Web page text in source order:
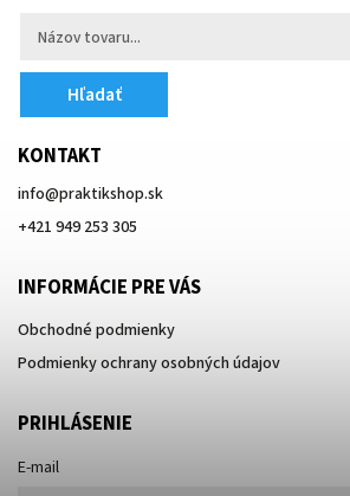
Hľadať
KONTAKT
info@praktikshop.sk
+421 949 253 305
INFORMÁCIE PRE VÁS
Obchodné podmienky
Podmienky ochrany osobných údajov
PRIHLÁSENIE
E-mail